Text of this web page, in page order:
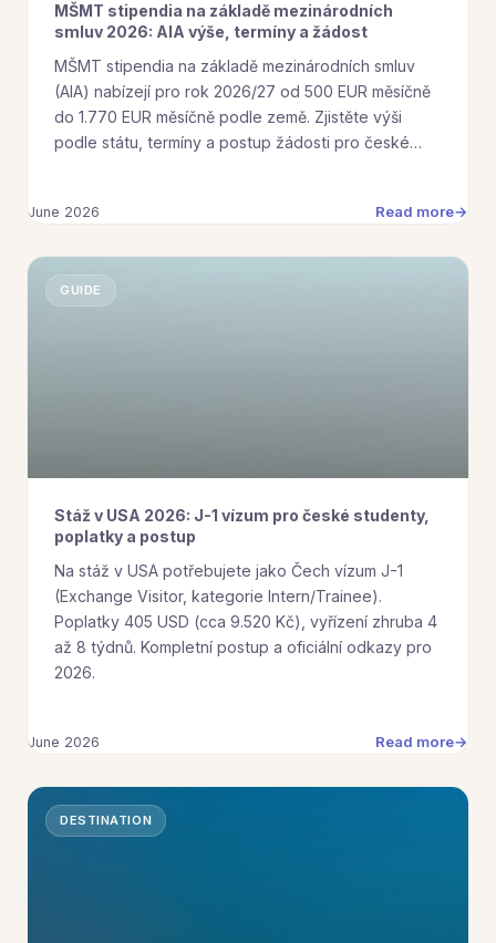
MŠMT stipendia na základě mezinárodních
smluv 2026: AIA výše, termíny a žádost
MŠMT stipendia na základě mezinárodních smluv
(AIA) nabízejí pro rok 2026/27 od 500 EUR měsíčně
do 1.770 EUR měsíčně podle země. Zjistěte výši
podle státu, termíny a postup žádosti pro české…
June 2026 Read more
GUIDE
Stáž v USA 2026: J-1 vízum pro české studenty,
poplatky a postup
Na stáž v USA potřebujete jako Čech vízum J-1
(Exchange Visitor, kategorie Intern/Trainee).
Poplatky 405 USD (cca 9.520 Kč), vyřízení zhruba 4
až 8 týdnů. Kompletní postup a oficiální odkazy pro
2026.
June 2026 Read more
DESTINATION